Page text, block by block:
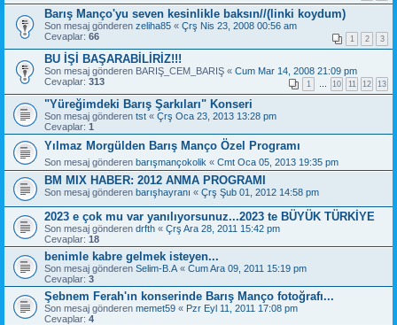
Barış Manço'yu seven kesinlikle baksın//(linki koydum)
Son mesaj gönderen zeliha85 « Çrş Nis 23, 2008 00:56 am
Cevaplar: 66 1 2 3
BU İŞİ BAŞARABİLİRİZ!!!
Son mesaj gönderen BARIŞ_CEM_BARIŞ « Cum Mar 14, 2008 21:09 pm
Cevaplar: 313 1 10 11 12 13
"Yüreğimdeki Barış Şarkıları" Konseri
Son mesaj gönderen tst « Çrş Oca 23, 2013 13:28 pm
Cevaplar: 1
Yılmaz Morgülden Barış Manço Özel Programı
Son mesaj gönderen barışmançokolik « Cmt Oca 05, 2013 19:35 pm
BM MIX HABER: 2012 ANMA PROGRAMI
Son mesaj gönderen barışhayranı « Çrş Şub 01, 2012 14:58 pm
2023 e çok mu var yanılıyorsunuz...2023 te BÜYÜK TÜRKİYE
Son mesaj gönderen drfth « Çrş Ara 28, 2011 15:42 pm
Cevaplar: 18
benimle kabre gelmek isteyen...
Son mesaj gönderen Selim-B.A « Cum Ara 09, 2011 15:19 pm
Cevaplar: 3
Şebnem Ferah'ın konserinde Barış Manço fotoğrafı...
Son mesaj gönderen memet59 « Pzr Eyl 11, 2011 17:08 pm
Cevaplar: 4